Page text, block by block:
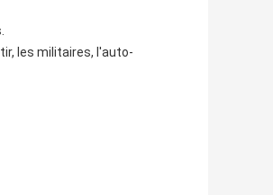
les militaires, l'auto-